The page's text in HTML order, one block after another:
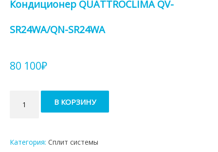
Кондиционер QUATTROCLIMA QV-
SR24WA/QN-SR24WA
80 100₽
товара
SR24WA/QN-
В КОРЗИНУ
Категория: Сплит системы